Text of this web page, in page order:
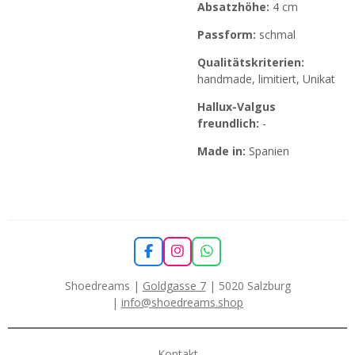
Absatzhöhe: 4 cm
Passform: schmal
Qualitätskriterien:
handmade, limitiert, Unikat
Hallux-Valgus
freundlich: -
Made in: Spanien
F
a
c
e
b
o
I
n
s
t
a
r
W
h
a
t
s
p
Shoedreams | Goldgasse 7| 5020 Salzburg
| info@shoedreams.shop